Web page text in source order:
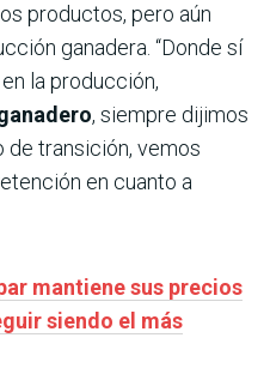
productos, pero aún
ganadera. “Donde sí
la producción,
, siempre dijimos
de transición, vemos
en cuanto a
mantiene sus precios
siendo el más